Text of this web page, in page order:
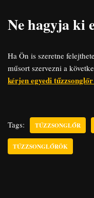
Ne hagyja ki
Ha Ön is szeretne
műsort szervezni a
kérjen egyedi
Tags: TŰZZSONGLŐR
TŰZZSONGLŐRÖK